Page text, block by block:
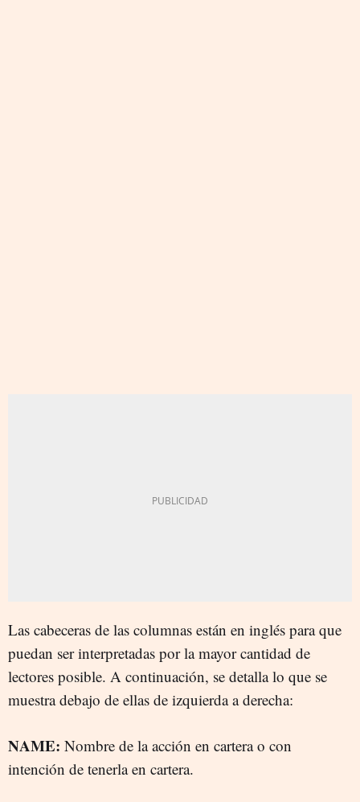
Las cabeceras de las columnas están en inglés para que
puedan ser interpretadas por la mayor cantidad de
lectores posible. A continuación, se detalla lo que se
muestra debajo de ellas de izquierda a derecha:
NAME: Nombre de la acción en cartera o con
intención de tenerla en cartera.